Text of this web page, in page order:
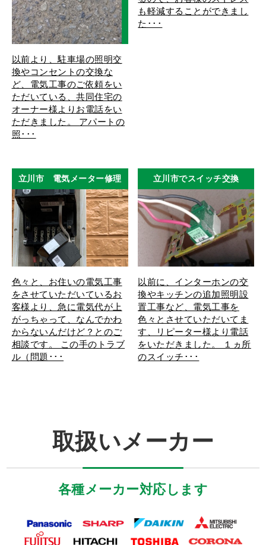
以前より、駐車場の照明交
換やコンセントの交換な
ど、電気工事のご依頼をい
ただいている、共同住宅の
オーナー様よりお電話をい
ただきました。 アパートの
照･･･
も軽減することができまし
た･･･
立川市 電気メーター修理
色々と、お住いの電気工事
をさせていただいているお
客様より、急に電気代が上
がっちゃって、なんでかわ
からないんだけど？とのご
相談です。 この手のトラブ
ル（問題･･･
立川市でスイッチ交換
以前に、インターホンの交
換やキッチンの追加照明設
置工事など、電気工事を
色々とさせていただいてま
す、リピーター様より電話
をいただきました。 １ヵ所
のスイッチ･･･
取扱いメーカー
各種メーカー対応します